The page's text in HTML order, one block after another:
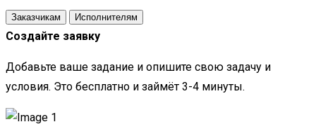
Заказчикам Исполнителям
Создайте заявку
Добавьте ваше задание и опишите свою задачу и
условия. Это бесплатно и займёт 3-4 минуты.